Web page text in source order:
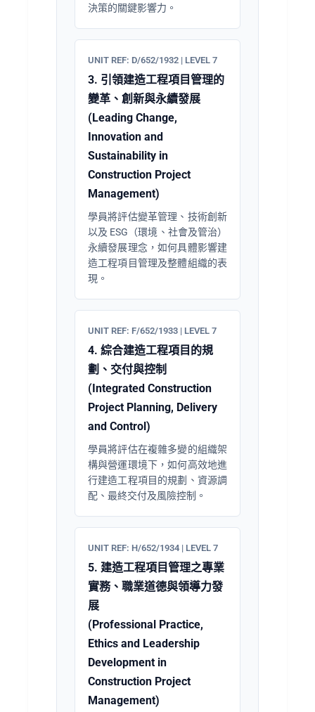
決策的關鍵影響力。
UNIT REF: D/652/1932 | LEVEL 7
3. 引領建造工程項目管理的
變革、創新與永續發展
(Leading Change,
Innovation and
Sustainability in
Construction Project
Management)
學員將評估變革管理、技術創新
以及 ESG（環境、社會及管治）
永續發展理念，如何具體影響建
造工程項目管理及整體組織的表
現。
UNIT REF: F/652/1933 | LEVEL 7
4. 綜合建造工程項目的規
劃、交付與控制
(Integrated Construction
Project Planning, Delivery
and Control)
學員將評估在複雜多變的組織架
構與營運環境下，如何高效地進
行建造工程項目的規劃、資源調
配、最終交付及風險控制。
UNIT REF: H/652/1934 | LEVEL 7
5. 建造工程項目管理之專業
實務、職業道德與領導力發
展
(Professional Practice,
Ethics and Leadership
Development in
Construction Project
Management)